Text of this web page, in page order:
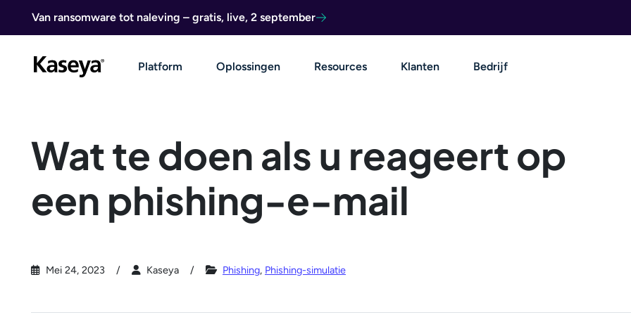
Van ransomware tot naleving – gratis, live, 2 september
Platform Oplossingen Resources Klanten Bedrijf
Wat te doen als u reageert op
een phishing-e-mail
Mei 24, 2023 Kaseya Phishing, Phishing-simulatie